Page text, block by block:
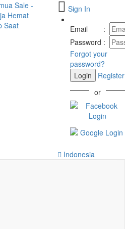
Sign In
Email
:
Password :
Forgot your
password?
Login
Register
or
Indonesia